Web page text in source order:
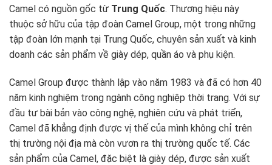
Camel có nguồn gốc từ Trung Quốc. Thương hiệu này
thuộc sở hữu của tập đoàn Camel Group, một trong những
tập đoàn lớn mạnh tại Trung Quốc, chuyên sản xuất và kinh
doanh các sản phẩm về giày dép, quần áo và phụ kiện.
Camel Group được thành lập vào năm 1983 và đã có hơn 40
năm kinh nghiệm trong ngành công nghiệp thời trang. Với sự
đầu tư bài bản vào công nghệ, nghiên cứu và phát triển,
Camel đã khẳng định được vị thế của mình không chỉ trên
thị trường nội địa mà còn vươn ra thị trường quốc tế. Các
sản phẩm của Camel, đặc biệt là giày dép, được sản xuất